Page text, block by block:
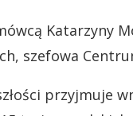
Katarzyny
szefowa
przyjmuje